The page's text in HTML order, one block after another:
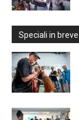
Speciali in breve